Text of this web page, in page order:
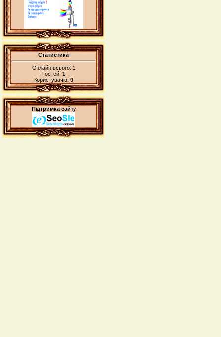
Статистика
Онлайн всього: 1
Гостей: 1
Користувачів: 0
Підтримка сайту